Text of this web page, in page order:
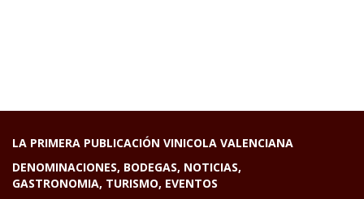
LA PRIMERA PUBLICACIÓN VINICOLA VALENCIANA
DENOMINACIONES, BODEGAS, NOTICIAS,
GASTRONOMIA, TURISMO, EVENTOS